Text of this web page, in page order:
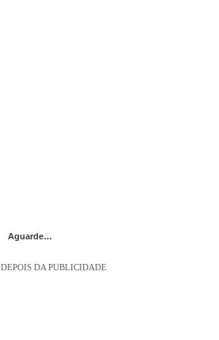
Aguarde…
DA PUBLICIDADE